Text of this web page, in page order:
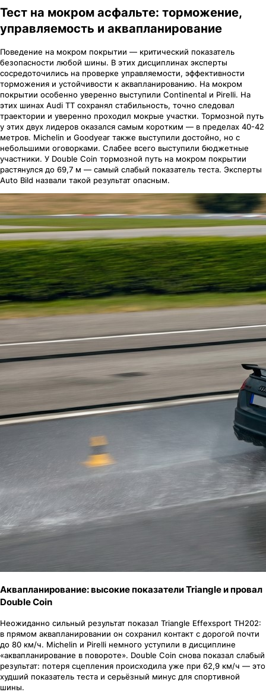
Тест на мокром асфальте: торможение,
управляемость и аквапланирование
Поведение на мокром покрытии — критический показатель
безопасности любой шины. В этих дисциплинах эксперты
сосредоточились на проверке управляемости, эффективности
торможения и устойчивости к аквапланированию. На мокром
покрытии особенно уверенно выступили Continental и Pirelli. На
этих шинах Audi TT сохранял стабильность, точно следовал
траектории и уверенно проходил мокрые участки. Тормозной путь
у этих двух лидеров оказался самым коротким — в пределах 40-42
метров. Michelin и Goodyear также выступили достойно, но с
небольшими оговорками. Слабее всего выступили бюджетные
участники. У Double Coin тормозной путь на мокром покрытии
растянулся до 69,7 м — самый слабый показатель теста. Эксперты
Auto Bild назвали такой результат опасным.
Аквапланирование: высокие показатели Triangle и провал
Double Coin
Неожиданно сильный результат показал Triangle Effexsport TH202:
в прямом аквапланировании он сохранил контакт с дорогой почти
до 80 км/ч. Michelin и Pirelli немного уступили в дисциплине
«аквапланирование в повороте». Double Coin снова показал слабый
результат: потеря сцепления происходила уже при 62,9 км/ч — это
худший показатель теста и серьёзный минус для спортивной
шины.